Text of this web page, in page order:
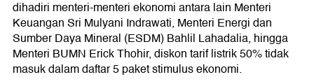
dihadiri menteri-menteri ekonomi antara lain Menteri
Keuangan Sri Mulyani Indrawati, Menteri Energi dan
Sumber Daya Mineral (ESDM) Bahlil Lahadalia, hingga
Menteri BUMN Erick Thohir, diskon tarif listrik 50% tidak
masuk dalam daftar 5 paket stimulus ekonomi.